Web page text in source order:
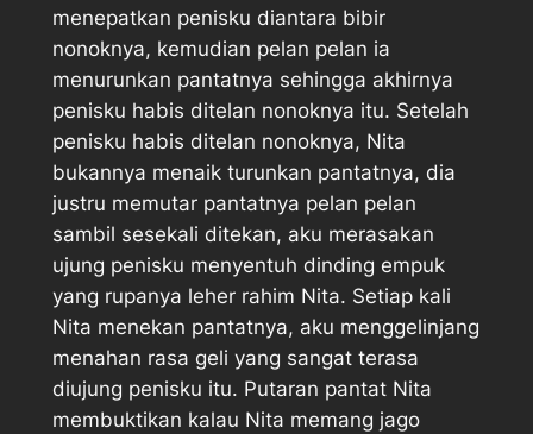
menepatkan penisku diantara bibir
nonoknya, kemudian pelan pelan ia
menurunkan pantatnya sehingga akhirnya
penisku habis ditelan nonoknya itu. Setelah
penisku habis ditelan nonoknya, Nita
bukannya menaik turunkan pantatnya, dia
justru memutar pantatnya pelan pelan
sambil sesekali ditekan, aku merasakan
ujung penisku menyentuh dinding empuk
yang rupanya leher rahim Nita. Setiap kali
Nita menekan pantatnya, aku menggelinjang
menahan rasa geli yang sangat terasa
diujung penisku itu. Putaran pantat Nita
membuktikan kalau Nita memang jago